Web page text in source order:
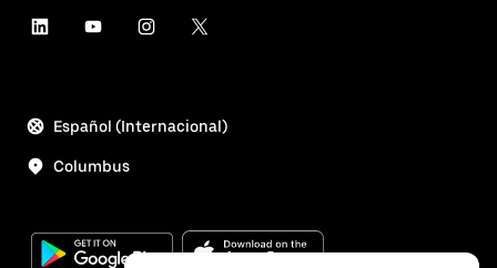
Español (Internacional)
Columbus